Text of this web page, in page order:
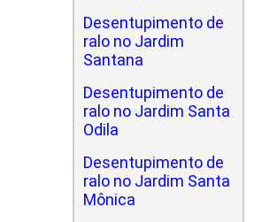
Desentupimento de
ralo no Jardim
Santana
Desentupimento de
ralo no Jardim Santa
Odila
Desentupimento de
ralo no Jardim Santa
Mônica